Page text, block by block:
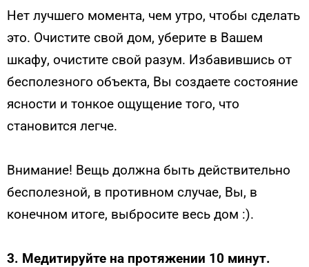
Нет лучшего момента, чем утро, чтобы сделать
это. Очистите свой ​​дом, уберите в Вашем
шкафу, очистите свой разум. Избавившись от
бесполезного объекта, Вы создаете состояние
ясности и тонкое ощущение того, что
становится легче.
Внимание! Вещь должна быть действительно
бесполезной, в противном случае, Вы, в
конечном итоге, выбросите весь дом :).
3. Медитируйте на протяжении 10 минут.